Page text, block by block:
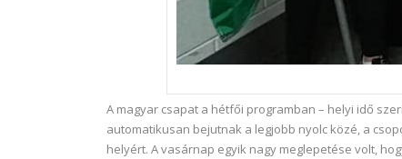
A magyar csapat a hétfői programban – helyi idő
automatikusan bejutnak a legjobb nyolc közé, a
helyért. A vasárnap egyik nagy meglepetése volt,